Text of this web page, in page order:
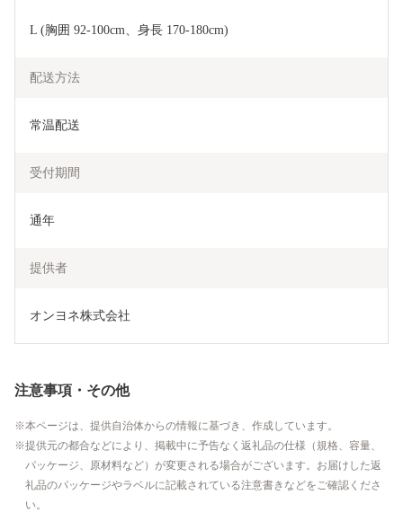
L (胸囲 92-100cm、身長 170-180cm)
配送方法
常温配送
受付期間
通年
提供者
オンヨネ株式会社
注意事項・その他
本ページは、提供自治体からの情報に基づき、作成しています。
提供元の都合などにより、掲載中に予告なく返礼品の仕様（規格、容量、
パッケージ、原材料など）が変更される場合がございます。お届けした返
礼品のパッケージやラベルに記載されている注意書きなどをご確認くださ
い。